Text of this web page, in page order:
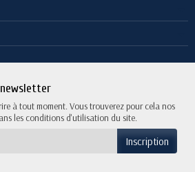
à tout moment. Vous trouverez pour cela nos
les conditions d'utilisation du site.